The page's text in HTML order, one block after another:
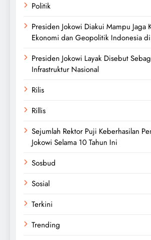
Politik
Presiden Jokowi Diakui Mampu Jaga
Ekonomi dan Geopolitik Indonesia
Presiden Jokowi Layak Disebut
Infrastruktur Nasional
Rilis
Rillis
Sejumlah Rektor Puji Keberhasilan
Jokowi Selama 10 Tahun Ini
Sosbud
Sosial
Terkini
Trending